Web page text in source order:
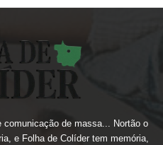
comunicação de massa... Nortão o
e Folha de Colíder tem memória,